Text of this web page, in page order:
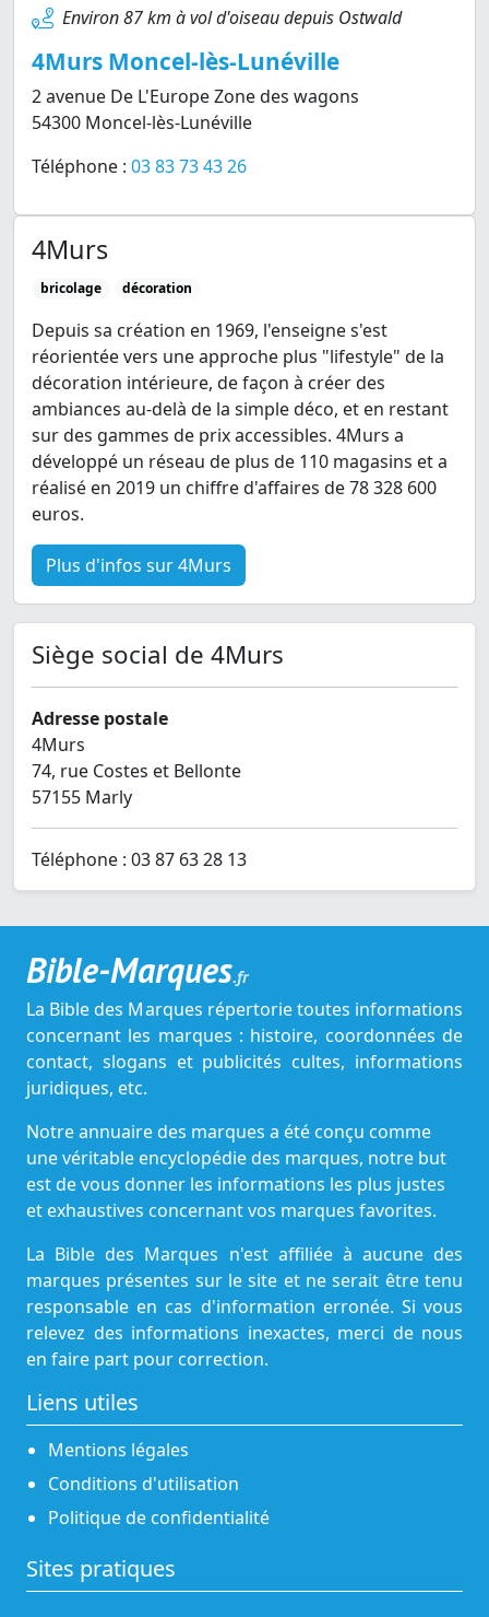
Environ 87 km à vol d'oiseau depuis Ostwald
4Murs Moncel-lès-Lunéville
2 avenue De L'Europe Zone des wagons
54300 Moncel-lès-Lunéville
Téléphone : 03 83 73 43 26
4Murs
bricolage décoration
Depuis sa création en 1969, l'enseigne s'est
réorientée vers une approche plus "lifestyle" de la
décoration intérieure, de façon à créer des
ambiances au-delà de la simple déco, et en restant
sur des gammes de prix accessibles. 4Murs a
développé un réseau de plus de 110 magasins et a
réalisé en 2019 un chiffre d'affaires de 78 328 600
euros.
Plus d'infos sur 4Murs
Siège social de 4Murs
Adresse postale
4Murs
74, rue Costes et Bellonte
57155 Marly
Téléphone : 03 87 63 28 13
Bible-Marques.fr
La Bible des Marques répertorie toutes informations
concernant les marques : histoire, coordonnées de
contact, slogans et publicités cultes, informations
juridiques, etc.
Notre annuaire des marques a été conçu comme
une véritable encyclopédie des marques, notre but
est de vous donner les informations les plus justes
et exhaustives concernant vos marques favorites.
La Bible des Marques n'est affiliée à aucune des
marques présentes sur le site et ne serait être tenu
responsable en cas d'information erronée. Si vous
relevez des informations inexactes, merci de nous
en faire part pour correction.
Liens utiles
Mentions légales
Conditions d'utilisation
Politique de confidentialité
Sites pratiques